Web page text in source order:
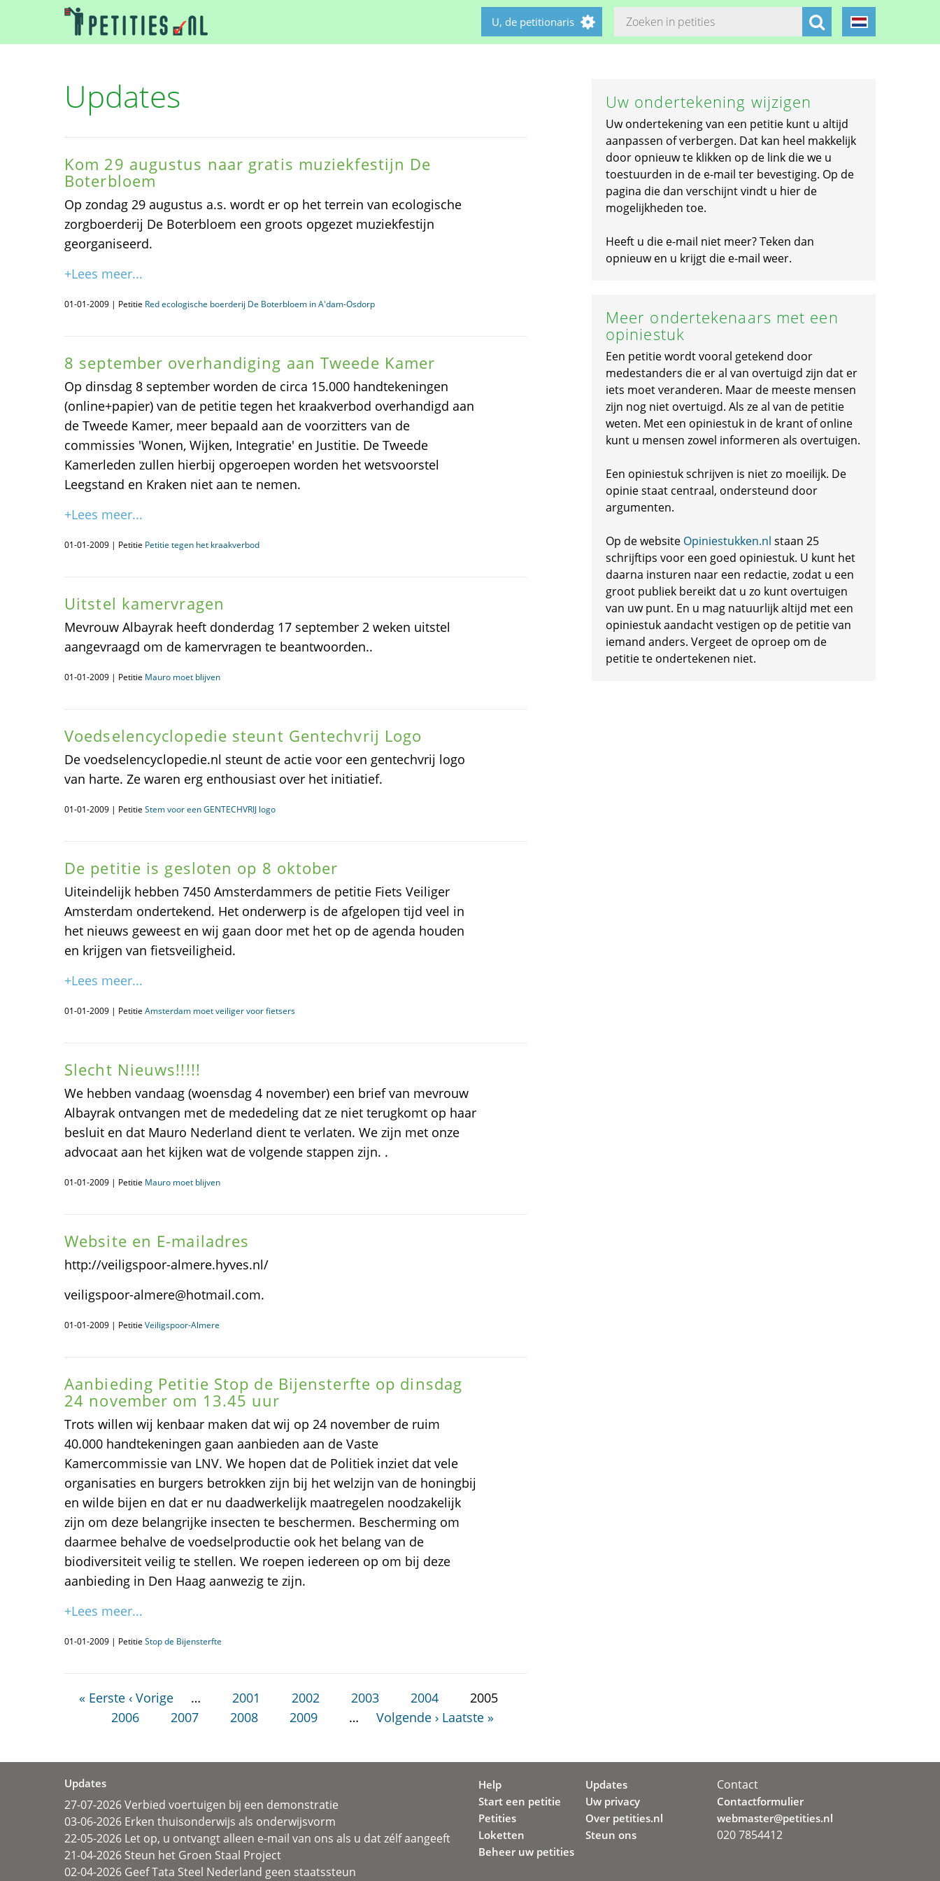
U, de petitionaris
Updates
Kom 29 augustus naar gratis muziekfestijn De
Boterbloem
Op zondag 29 augustus a.s. wordt er op het terrein van ecologische
zorgboerderij De Boterbloem een groots opgezet muziekfestijn
georganiseerd.
+Lees meer...
01-01-2009 | Petitie Red ecologische boerderij De Boterbloem in A'dam-Osdorp
8 september overhandiging aan Tweede Kamer
Op dinsdag 8 september worden de circa 15.000 handtekeningen
(online+papier) van de petitie tegen het kraakverbod overhandigd aan
de Tweede Kamer, meer bepaald aan de voorzitters van de
commissies 'Wonen, Wijken, Integratie' en Justitie. De Tweede
Kamerleden zullen hierbij opgeroepen worden het wetsvoorstel
Leegstand en Kraken niet aan te nemen.
+Lees meer...
01-01-2009 | Petitie Petitie tegen het kraakverbod
Uitstel kamervragen
Mevrouw Albayrak heeft donderdag 17 september 2 weken uitstel
aangevraagd om de kamervragen te beantwoorden..
01-01-2009 | Petitie Mauro moet blijven
Voedselencyclopedie steunt Gentechvrij Logo
De voedselencyclopedie.nl steunt de actie voor een gentechvrij logo
van harte. Ze waren erg enthousiast over het initiatief.
01-01-2009 | Petitie Stem voor een GENTECHVRIJ logo
De petitie is gesloten op 8 oktober
Uiteindelijk hebben 7450 Amsterdammers de petitie Fiets Veiliger
Amsterdam ondertekend. Het onderwerp is de afgelopen tijd veel in
het nieuws geweest en wij gaan door met het op de agenda houden
en krijgen van fietsveiligheid.
+Lees meer...
01-01-2009 | Petitie Amsterdam moet veiliger voor fietsers
Slecht Nieuws!!!!!
We hebben vandaag (woensdag 4 november) een brief van mevrouw
Albayrak ontvangen met de mededeling dat ze niet terugkomt op haar
besluit en dat Mauro Nederland dient te verlaten. We zijn met onze
advocaat aan het kijken wat de volgende stappen zijn. .
01-01-2009 | Petitie Mauro moet blijven
Website en E-mailadres
http://veiligspoor-almere.hyves.nl/
veiligspoor-almere@hotmail.com.
01-01-2009 | Petitie Veiligspoor-Almere
Aanbieding Petitie Stop de Bijensterfte op dinsdag
24 november om 13.45 uur
Trots willen wij kenbaar maken dat wij op 24 november de ruim
40.000 handtekeningen gaan aanbieden aan de Vaste
Kamercommissie van LNV. We hopen dat de Politiek inziet dat vele
organisaties en burgers betrokken zijn bij het welzijn van de honingbij
en wilde bijen en dat er nu daadwerkelijk maatregelen noodzakelijk
zijn om deze belangrijke insecten te beschermen. Bescherming om
daarmee behalve de voedselproductie ook het belang van de
biodiversiteit veilig te stellen. We roepen iedereen op om bij deze
aanbieding in Den Haag aanwezig te zijn.
+Lees meer...
01-01-2009 | Petitie Stop de Bijensterfte
« Eerste ‹ Vorige … 2001 2002 2003 2004
2005
2006
2007 2008 2009 … Volgende › Laatste »
Uw ondertekening wijzigen
Uw ondertekening van een petitie kunt u altijd
aanpassen of verbergen. Dat kan heel makkelijk
door opnieuw te klikken op de link die we u
toestuurden in de e-mail ter bevestiging. Op de
pagina die dan verschijnt vindt u hier de
mogelijkheden toe.
Heeft u die e-mail niet meer? Teken dan
opnieuw en u krijgt die e-mail weer.
Meer ondertekenaars met een
opiniestuk
Een petitie wordt vooral getekend door
medestanders die er al van overtuigd zijn dat er
iets moet veranderen. Maar de meeste mensen
zijn nog niet overtuigd. Als ze al van de petitie
weten. Met een opiniestuk in de krant of online
kunt u mensen zowel informeren als overtuigen.
Een opiniestuk schrijven is niet zo moeilijk. De
opinie staat centraal, ondersteund door
argumenten.
Op de website Opiniestukken.nl staan 25
schrijftips voor een goed opiniestuk. U kunt het
daarna insturen naar een redactie, zodat u een
groot publiek bereikt dat u zo kunt overtuigen
van uw punt. En u mag natuurlijk altijd met een
opiniestuk aandacht vestigen op de petitie van
iemand anders. Vergeet de oproep om de
petitie te ondertekenen niet.
Updates
27-07-2026 Verbied voertuigen bij een demonstratie
03-06-2026 Erken thuisonderwijs als onderwijsvorm
22-05-2026 Let op, u ontvangt alleen e-mail van ons als u dat zélf aangeeft
21-04-2026 Steun het Groen Staal Project
02-04-2026 Geef Tata Steel Nederland geen staatssteun
Help
Start een petitie
Petities
Loketten
Beheer uw petities
Updates
Uw privacy
Over petities.nl
Steun ons
Contact
Contactformulier
webmaster@petities.nl
020 7854412